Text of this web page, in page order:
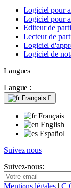
Logiciel pour
Logiciel pour
Editeur de
Lecteur de
Logiciel
Logiciel de
Langues
Langue :
Français 
Français
English
Español
Suivez nous
Suivez-nous:
Mentions légales |